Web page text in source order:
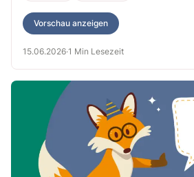
Vorschau anzeigen
15.06.2026·1 Min Lesezeit